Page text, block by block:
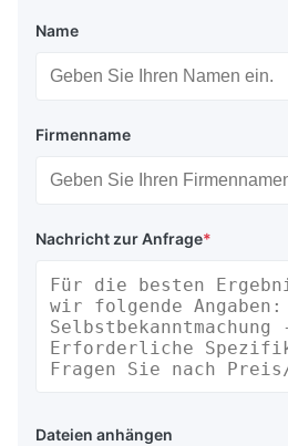
Name
Firmenname
Nachricht zur Anfrage*
Dateien anhängen